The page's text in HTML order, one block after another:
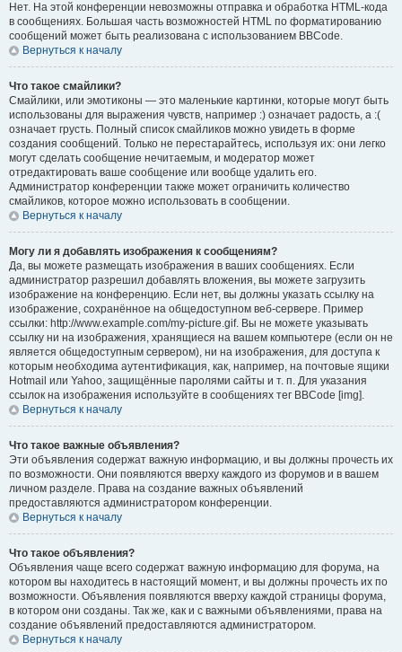
Нет. На этой конференции невозможны отправка и обработка HTML-кода
в сообщениях. Большая часть возможностей HTML по форматированию
сообщений может быть реализована с использованием BBCode.
Вернуться к началу
Что такое смайлики?
Смайлики, или эмотиконы — это маленькие картинки, которые могут быть
использованы для выражения чувств, например :) означает радость, а :(
означает грусть. Полный список смайликов можно увидеть в форме
создания сообщений. Только не перестарайтесь, используя их: они легко
могут сделать сообщение нечитаемым, и модератор может
отредактировать ваше сообщение или вообще удалить его.
Администратор конференции также может ограничить количество
смайликов, которое можно использовать в сообщении.
Вернуться к началу
Могу ли я добавлять изображения к сообщениям?
Да, вы можете размещать изображения в ваших сообщениях. Если
администратор разрешил добавлять вложения, вы можете загрузить
изображение на конференцию. Если нет, вы должны указать ссылку на
изображение, сохранённое на общедоступном веб-сервере. Пример
ссылки: http://www.example.com/my-picture.gif. Вы не можете указывать
ссылку ни на изображения, хранящиеся на вашем компьютере (если он не
является общедоступным сервером), ни на изображения, для доступа к
которым необходима аутентификация, как, например, на почтовые ящики
Hotmail или Yahoo, защищённые паролями сайты и т. п. Для указания
ссылок на изображения используйте в сообщениях тег BBCode [img].
Вернуться к началу
Что такое важные объявления?
Эти объявления содержат важную информацию, и вы должны прочесть их
по возможности. Они появляются вверху каждого из форумов и в вашем
личном разделе. Права на создание важных объявлений
предоставляются администратором конференции.
Вернуться к началу
Что такое объявления?
Объявления чаще всего содержат важную информацию для форума, на
котором вы находитесь в настоящий момент, и вы должны прочесть их по
возможности. Объявления появляются вверху каждой страницы форума,
в котором они созданы. Так же, как и с важными объявлениями, права на
создание объявлений предоставляются администратором.
Вернуться к началу